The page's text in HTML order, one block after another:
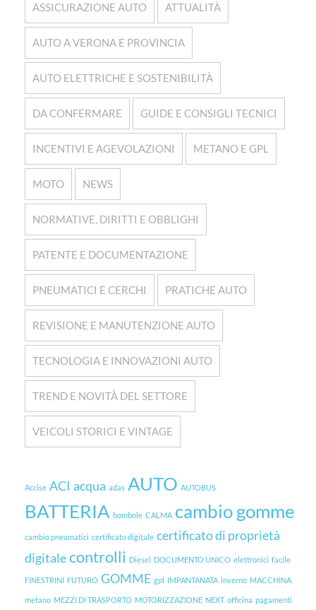
ASSICURAZIONE AUTO ATTUALITÀ
AUTO A VERONA E PROVINCIA
AUTO ELETTRICHE E SOSTENIBILITÀ
DA CONFERMARE GUIDE E CONSIGLI TECNICI
INCENTIVI E AGEVOLAZIONI METANO E GPL
MOTO NEWS
NORMATIVE, DIRITTI E OBBLIGHI
PATENTE E DOCUMENTAZIONE
PNEUMATICI E CERCHI PRATICHE AUTO
REVISIONE E MANUTENZIONE AUTO
TECNOLOGIA E INNOVAZIONI AUTO
TREND E NOVITÀ DEL SETTORE
VEICOLI STORICI E VINTAGE
Accise ACI acqua adas AUTO AUTOBUS
BATTERIA bombole CALMA cambio gomme
cambio pneumatici certificato digitale certificato di proprietà
digitalecontrolli Diesel DOCUMENTO UNICO elettronici facile
FINESTRINI FUTURO GOMME gpl IMPANTANATA inverno MACCHINA
metano MEZZI DI TRASPORTO MOTORIZZAZIONE NEXT officina pagamenti